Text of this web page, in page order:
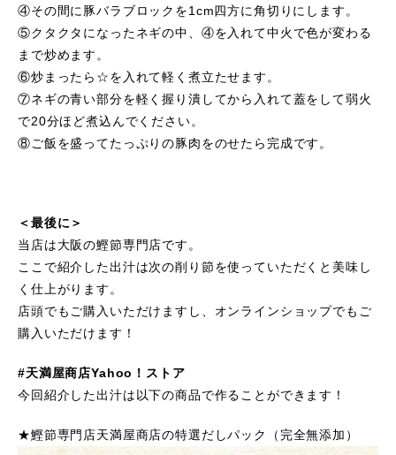
④その間に豚バラブロックを1cm四方に角切りにします。
⑤クタクタになったネギの中、④を入れて中火で色が変わる
まで炒めます。
⑥炒まったら☆を入れて軽く煮立たせます。
⑦ネギの青い部分を軽く握り潰してから入れて蓋をして弱火
で20分ほど煮込んでください。
⑧ご飯を盛ってたっぷりの豚肉をのせたら完成です。
＜最後に＞
当店は大阪の鰹節専門店です。
ここで紹介した出汁は次の削り節を使っていただくと美味し
く仕上がります。
店頭でもご購入いただけますし、オンラインショップでもご
購入いただけます！
#天満屋商店Yahoo！ストア
今回紹介した出汁は以下の商品で作ることができます！
★鰹節専門店天満屋商店の特選だしパック（完全無添加）